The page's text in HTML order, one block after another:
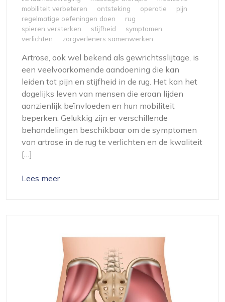
mobiliteit verbeteren
ontsteking operatie
pijn
regelmatige oefeningen doen
rug
spieren versterken
stijfheid
symptomen
verlichten
zorgverleners samenwerken
Artrose, ook wel bekend als gewrichtsslijtage, is
een veelvoorkomende aandoening die kan
leiden tot pijn en stijfheid in de rug. Het kan het
dagelijks leven van mensen die eraan lijden
aanzienlijk beïnvloeden en hun mobiliteit
beperken. Gelukkig zijn er verschillende
behandelingen beschikbaar om de symptomen
van artrose in de rug te verlichten en de kwaliteit
[…]
Lees meer